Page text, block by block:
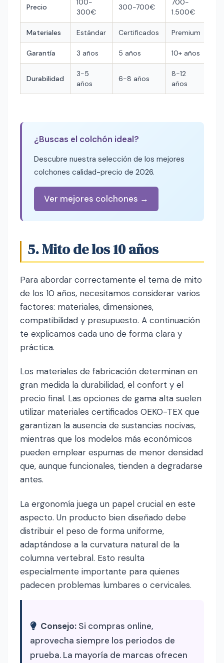
Precio
100-
300€
300-700€
700-
1.500€
Materiales Estándar Certificados Premium
Garantía 3 años 5 años 10+ años
Durabilidad
3-5
años
6-8 años
8-12
años
¿Buscas el colchón ideal?
Descubre nuestra selección de los mejores
colchones calidad-precio de 2026.
Ver mejores colchones →
5. Mito de los 10 años
Para abordar correctamente el tema de mito
de los 10 años, necesitamos considerar varios
factores: materiales, dimensiones,
compatibilidad y presupuesto. A continuación
te explicamos cada uno de forma clara y
práctica.
Los materiales de fabricación determinan en
gran medida la durabilidad, el confort y el
precio final. Las opciones de gama alta suelen
utilizar materiales certificados OEKO-TEX que
garantizan la ausencia de sustancias nocivas,
mientras que los modelos más económicos
pueden emplear espumas de menor densidad
que, aunque funcionales, tienden a degradarse
antes.
La ergonomía juega un papel crucial en este
aspecto. Un producto bien diseñado debe
distribuir el peso de forma uniforme,
adaptándose a la curvatura natural de la
columna vertebral. Esto resulta
especialmente importante para quienes
padecen problemas lumbares o cervicales.
Consejo: Si compras online,
aprovecha siempre los periodos de
prueba. La mayoría de marcas ofrecen